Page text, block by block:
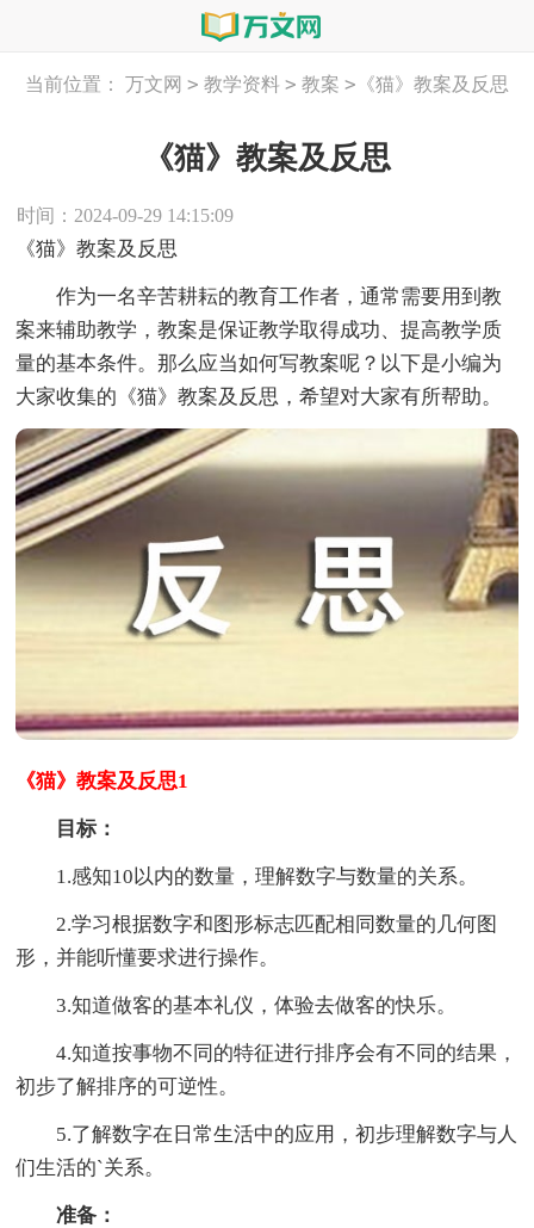
当前位置： 万文网 > 教学资料 > 教案 > 《猫》教案及反思
《猫》教案及反思
时间：2024-09-29 14:15:09
《猫》教案及反思
作为一名辛苦耕耘的教育工作者，通常需要用到教
案来辅助教学，教案是保证教学取得成功、提高教学质
量的基本条件。那么应当如何写教案呢？以下是小编为
大家收集的《猫》教案及反思，希望对大家有所帮助。
《猫》教案及反思1
目标：
1.感知10以内的数量，理解数字与数量的关系。
2.学习根据数字和图形标志匹配相同数量的几何图
形，并能听懂要求进行操作。
3.知道做客的基本礼仪，体验去做客的快乐。
4.知道按事物不同的特征进行排序会有不同的结果，
初步了解排序的可逆性。
5.了解数字在日常生活中的应用，初步理解数字与人
们生活的`关系。
准备：